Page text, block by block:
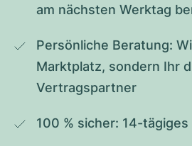
am nächsten Werktag
Persönliche Beratung:
Marktplatz, sondern Ihr
Vertragspartner
100 % sicher: 14-